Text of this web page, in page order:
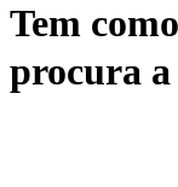
Tem
procura a